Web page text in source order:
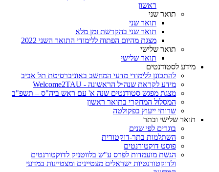
ראשון
תואר שני
תואר שני
תואר שני בהקדשת זמן מלא
מצגת מהיום הפתוח ללימודי התואר השני 2022
תואר שלישי
תואר שלישי
מידע לסטודנטים
להתכונן ללימודי מדעי המחשב באוניברסיטת תל אביב
מידע לקראת שנה״ל הראשונה - Welcome2TAU
מצגת מפגש סטודנטים שנה א' עם ראש ביה"ס – תשפ"ב
המסלול המחקרי בתואר ראשון
שרותי ייעוץ בפקולטה
תואר שלישי ובתר
בוגרים לפי שנים
השתלמות בתר-דוקטורית
פוסט דוקטורנטים
הגשת מועמדות לפרס ע"ש בלווטניק לדוקטורנטים
ולדוקטורנטיות ישראלים מצטיינים ומצטיינות במדעי